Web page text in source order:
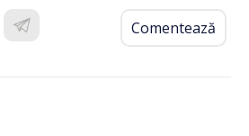
Comentează